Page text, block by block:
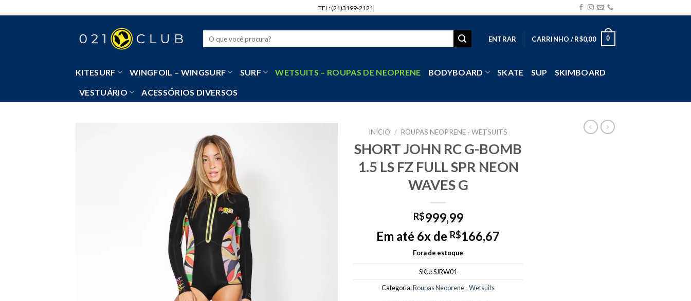
to
TEL: (21)3199-2121
ENTRAR CARRINHO /R$0,00 0
KITESURF WINGFOIL – WINGSURF SURF WETSUITS – ROUPAS DE NEOPRENE BODYBOARD SKATE SUP SKIMBOARD
VESTUÁRIO ACESSÓRIOS DIVERSOS
INÍCIO / ROUPAS NEOPRENE - WETSUITS
SHORT JOHN RC G-BOMB
1.5 LS FZ FULL SPR NEON
WAVES G
R$999,99
Em até 6x de R$166,67
Fora de estoque
SKU:SJRW01
Categoria:Roupas Neoprene - Wetsuits